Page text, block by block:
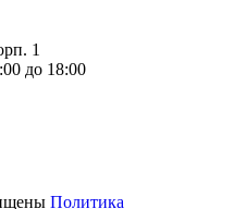
1
до 18:00
Политика